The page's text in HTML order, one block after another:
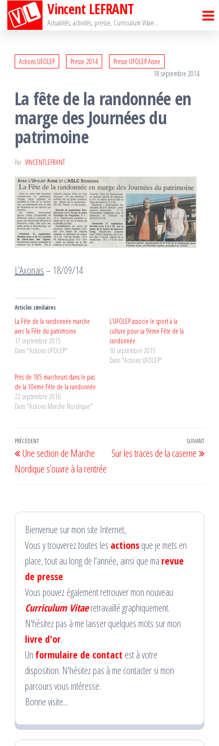
Passer
Vincent LEFRANT
Actualités, activités, presse, Curriculum Vitae…
Actions UFOLEP Presse 2014
Presse UFOLEP Aisne
18 septembre 2014
La fête de la randonnée en
marge des Journées du
patrimoine
Par VINCENTLEFRANT
L’Axonais– 18/09/14
Articles similaires
La Fête de la randonnée marche
avec la Fête du patrimoine
17 septembre 2015
Dans "Actions UFOLEP"
L’UFOLEP associe le sport à la
culture pour sa 9ème Fête de la
randonnée
10 septembre 2015
Dans "Actions UFOLEP"
Près de 185 marcheurs dans le pas
de la 10ème Fête de la randonnée
22 septembre 2016
Dans "Actions Marche Nordique"
Navigation
de
l’article
Article
précédent
PRÉCÉDENT
Une section de Marche
Nordique s’ouvre à la rentrée
SUIVANT
Sur les traces de la caserne
Bienvenue sur mon site Internet,
Vous y trouverez toutes les actionsque je mets en
place, tout au long de l'année, ainsi que ma revue
de presse.
Vous pouvez également retrouver mon nouveau
Curriculum Vitaeretravaillé graphiquement.
N'hésitez pas à me laisser quelques mots sur mon
livre d'or.
Un formulaire de contact est à votre
disposition. N'hésitez pas à me contacter si mon
parcours vous intéresse.
Bonne visite...